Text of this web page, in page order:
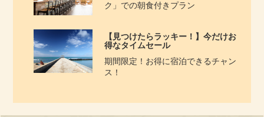
ク」での朝食付きプラン
【見つけたらラッキー！】今だけお
得なタイムセール
期間限定！お得に宿泊できるチャン
ス！